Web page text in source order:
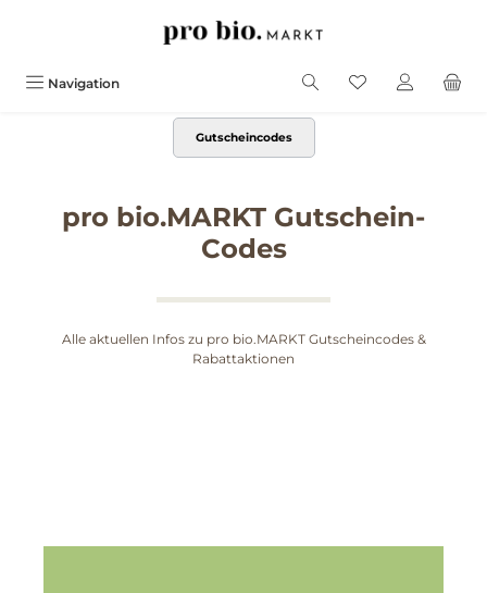
Navigation
Gutscheincodes
pro bio.MARKT Gutschein-
Codes
Alle aktuellen Infos zu pro bio.MARKT Gutscheincodes &
Rabattaktionen